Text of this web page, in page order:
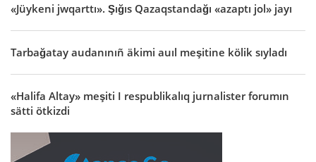
«Jüykeni jwqarttı». Şığıs Qazaqstandağı «azaptı jol» jayı
Tarbağatay audanınıñ äkimi auıl meşitine kölik sıyladı
«Halifa Altay» meşiti I respublikalıq jurnalister forumın
sätti ötkizdi